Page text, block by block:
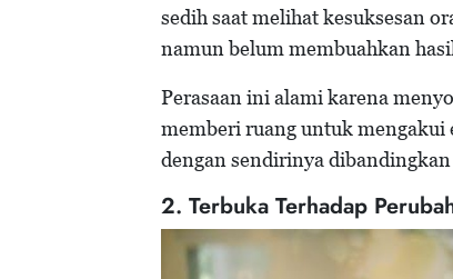
sedih saat melihat kesuksesan
namun belum membuahkan
Perasaan ini alami karena
memberi ruang untuk mengakui
dengan sendirinya
2. Terbuka Terhadap